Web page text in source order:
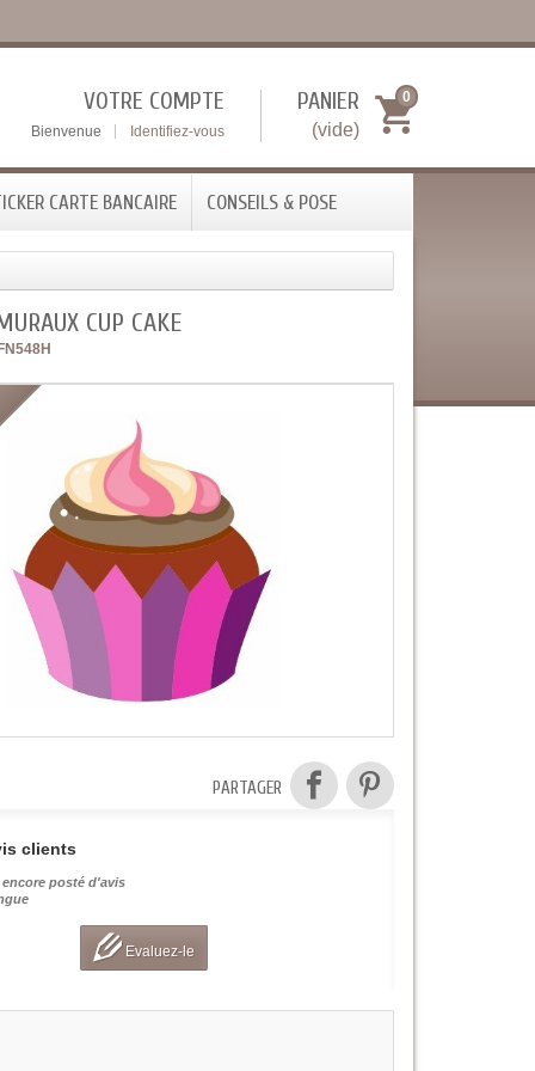
PANIER
(vide)
0
VOTRE COMPTE
Bienvenue Identifiez-vous
CARTE BANCAIRE CONSEILS & POSE
CUP CAKE
PARTAGER
clients
posté d'avis
Evaluez-le